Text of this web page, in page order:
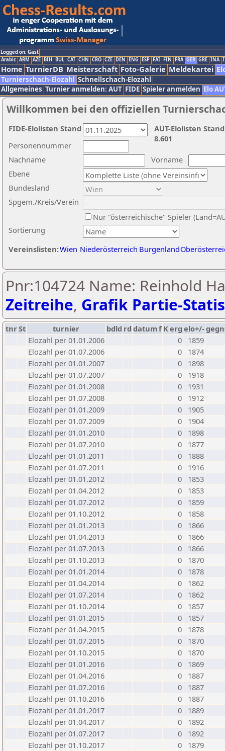
Logged on: Gast
Arabic ARM AZE BIH BUL CAT CHN CRO CZE DEN ENG ESP FAI FIN FRA GER GRE INA
Home TurnierDB Meisterschaft Foto-Galerie Meldekartei
Turnierschach-Elozahl Schnellschach-Elozahl
Allgemeines Turnier anmelden: AUT FIDE Spieler anmelden Elo
Willkommen bei den offiziellen
Nachname
Vorname
Ebene
Sortierung
Personennummer
Bundesland
Spgem./Kreis/Verein
Nur "österreichische" Spieler
Vereinslisten:Wien Niederösterreich Burgenland
AUT-Elolisten
8.601
FIDE-Elolisten Stand
Pnr:104724 Name: Reinhold
Zeitreihe, Grafik Partie-
tnrSt turnier bdld rd datumf Kerg elo+/-
Elozahl per 01.01.2006
0
1859
Elozahl per 01.07.2006
0
1874
Elozahl per 01.01.2007
0
1898
Elozahl per 01.07.2007
0
1918
Elozahl per 01.01.2008
0
1931
Elozahl per 01.07.2008
0
1912
Elozahl per 01.01.2009
0
1905
Elozahl per 01.07.2009
0
1904
Elozahl per 01.01.2010
0
1898
Elozahl per 01.07.2010
0
1877
Elozahl per 01.01.2011
0
1888
Elozahl per 01.07.2011
0
1916
Elozahl per 01.01.2012
0
1853
Elozahl per 01.04.2012
0
1853
Elozahl per 01.07.2012
0
1859
Elozahl per 01.10.2012
0
1858
Elozahl per 01.01.2013
0
1866
Elozahl per 01.04.2013
0
1866
Elozahl per 01.07.2013
0
1866
Elozahl per 01.10.2013
0
1870
Elozahl per 01.01.2014
0
1878
Elozahl per 01.04.2014
0
1862
Elozahl per 01.07.2014
0
1862
Elozahl per 01.10.2014
0
1857
Elozahl per 01.01.2015
0
1857
Elozahl per 01.04.2015
0
1878
Elozahl per 01.07.2015
0
1870
Elozahl per 01.10.2015
0
1870
Elozahl per 01.01.2016
0
1869
Elozahl per 01.04.2016
0
1887
Elozahl per 01.07.2016
0
1887
Elozahl per 01.10.2016
0
1887
Elozahl per 01.01.2017
0
1889
Elozahl per 01.04.2017
0
1892
Elozahl per 01.07.2017
0
1892
Elozahl per 01.10.2017
0
1879